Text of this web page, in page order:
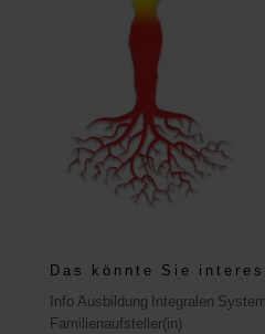
Das könnte Sie
Info Ausbildung Integralen
Familienaufsteller(in)